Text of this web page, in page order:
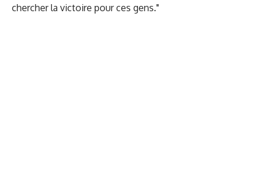
chercher la victoire pour ces gens."